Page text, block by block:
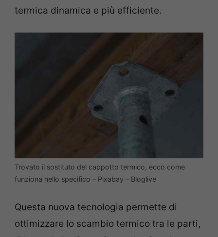
termica dinamica e più efficiente.
Trovato il sostituto del cappotto termico, ecco come
funziona nello specifico – Pixabay – Bloglive
Questa nuova tecnologia permette di
ottimizzare lo scambio termico tra le parti,